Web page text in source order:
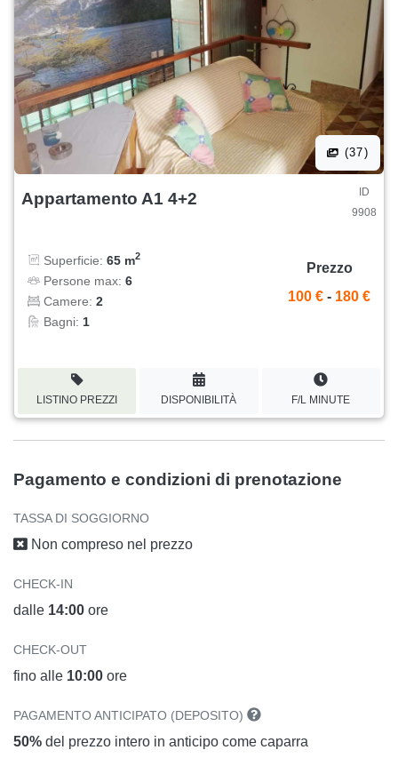
(37)
Appartamento A1 4+2
ID
9908
Superficie: 65 m2
Persone max: 6
Camere: 2
Bagni: 1
Prezzo
100 € - 180 €
LISTINO PREZZI DISPONIBILITÀ F/L MINUTE
Pagamento e condizioni di prenotazione
TASSA DI SOGGIORNO
Non compreso nel prezzo
CHECK-IN
dalle 14:00 ore
CHECK-OUT
fino alle 10:00 ore
PAGAMENTO ANTICIPATO (DEPOSITO)
50% del prezzo intero in anticipo come caparra